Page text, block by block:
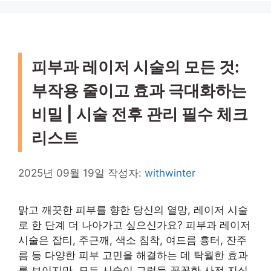
피부과 레이저 시술의 모든 것:
부작용 줄이고 효과 극대화하는
비밀 | 시술 전후 관리 필수 체크
리스트
2025년 09월 19일 작성자: withwinter
맑고 깨끗한 피부를 향한 당신의 열망, 레이저 시술
로 한 단계 더 나아가고 싶으신가요? 피부과 레이저
시술은 잡티, 주근깨, 색소 침착, 여드름 흉터, 잔주
름 등 다양한 피부 고민을 해결하는 데 탁월한 효과